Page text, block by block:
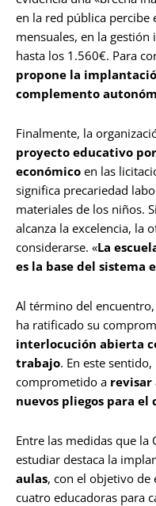
en la red pública
mensuales, en la
hasta los 1.560€. Para
propone la
complemento
Finalmente, la
proyecto educativo
económico en las
significa precariedad
materiales de los niños.
alcanza la excelencia, la
considerarse. «La
es la base del sistema
Al término del
ha ratificado su
interlocución abierta
trabajo. En este
comprometido a revisar
nuevos pliegos para el
Entre las medidas que la
estudiar destaca la
aulas, con el objetivo de
cuatro educadoras para